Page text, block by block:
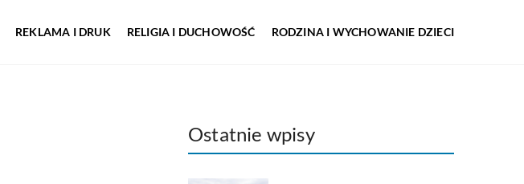
REKLAMA I DRUK RELIGIA I DUCHOWOŚĆ RODZINA I WYCHOWANIE DZIECI
Ostatnie wpisy